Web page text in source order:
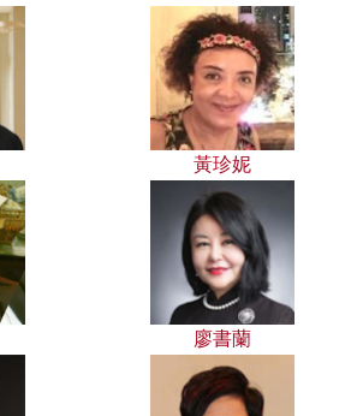
黃珍妮
廖書蘭